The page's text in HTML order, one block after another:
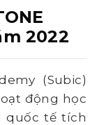
2022
(Subic)
động học
quốc tế tích